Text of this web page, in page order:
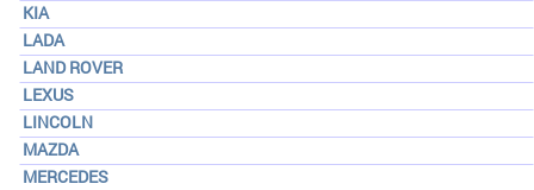
KIA
LADA
LAND ROVER
LEXUS
LINCOLN
MAZDA
MERCEDES